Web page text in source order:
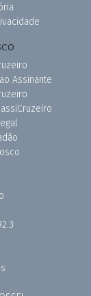
Assinante